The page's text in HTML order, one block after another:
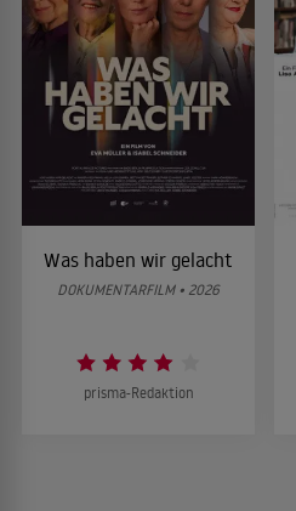
Was haben wir gelacht
DOKUMENTARFILM • 2026
prisma-Redaktion